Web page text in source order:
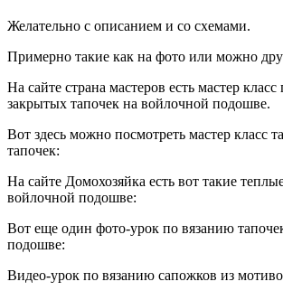
Желательно с описанием и со схемами.
Примерно такие как на фото или можно
На сайте страна мастеров есть мастер
закрытых тапочек на войлочной подошве.
Вот здесь можно посмотреть мастер класс
тапочек:
На сайте Домохозяйка есть вот такие
войлочной подошве:
Вот еще один фото-урок по вязанию
подошве:
Видео-урок по вязанию сапожков из